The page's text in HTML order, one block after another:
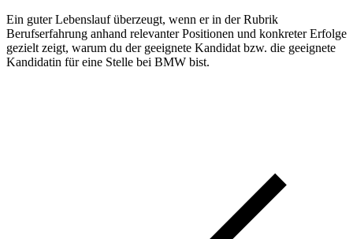
Ein guter Lebenslauf überzeugt, wenn er in der Rubrik
Berufserfahrung anhand relevanter Positionen und konkreter Erfolge
gezielt zeigt, warum du der geeignete Kandidat bzw. die geeignete
Kandidatin für eine Stelle bei BMW bist.